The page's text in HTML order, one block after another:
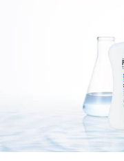
トラベルセット
スペシャルケア
レスベラトロール
コエンザイム
トリートメント
（ステファニーエイ
ODELIA（オディリ
Aluce luce（アルー